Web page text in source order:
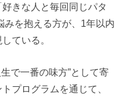
きな人と毎回同じパタ
みを抱える方が、1年以内
ている。
で一番の味方”として寄
プログラムを通じて、